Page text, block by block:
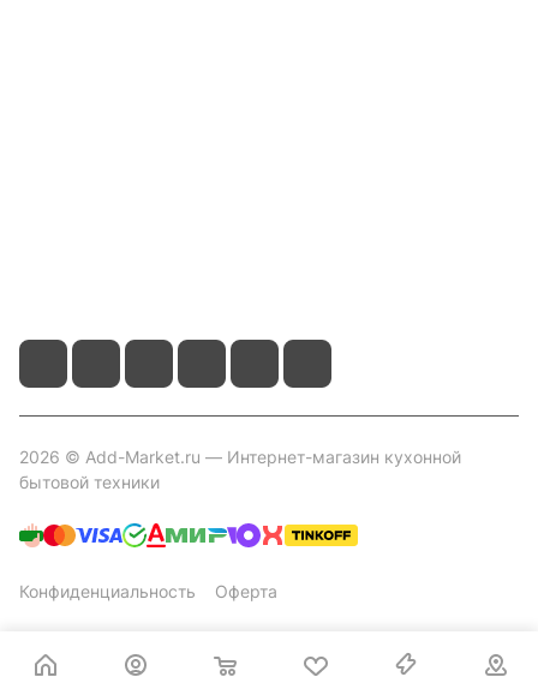
2026 © Add-Market.ru — Интернет-магазин кухонной
бытовой техники
Конфиденциальность Оферта